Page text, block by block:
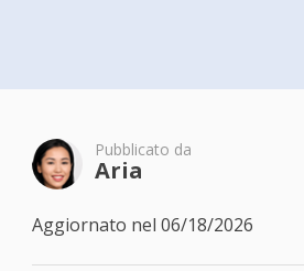
Pubblicato da
Aria
Aggiornato nel 06/18/2026